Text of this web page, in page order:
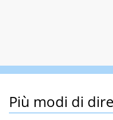
Più modi di